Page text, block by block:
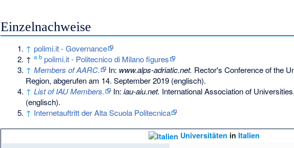
Einzelnachweise
↑ polimi.it - Governance
↑ a b polimi.it - Politecnico di Milano figures
↑ Members of AARC. In: www.alps-adriatic.net. Rector's Conference of the
Region, abgerufen am 14. September 2019 (englisch).
↑ List of IAU Members. In: iau-aiu.net. International Association of Universities,
(englisch).
↑ Internetauftritt der Alta Scuola Politecnica
Universitäten in Italien